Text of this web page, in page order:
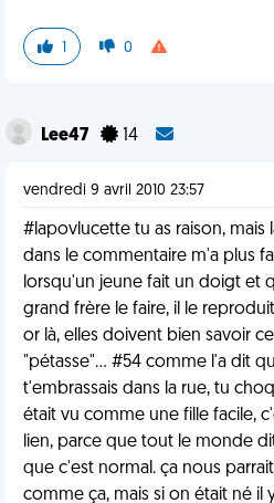
1 0
Lee47 14
vendredi 9 avril 2010 23:57
#lapovlucette tu as raison,
dans le commentaire m'a plus
lorsqu'un jeune fait un doigt et
grand frère le faire, il le
or là, elles doivent bien savoir
"pétasse"... #54 comme l'a dit
t'embrassais dans la rue, tu
était vu comme une fille facile,
lien, parce que tout le monde
que c'est normal. ça nous
comme ça, mais si on était né il